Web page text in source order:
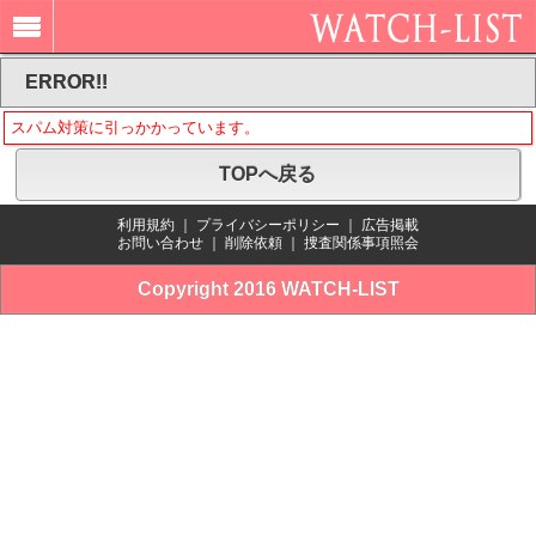
ERROR!!
スパム対策に引っかかっています。
TOPへ戻る
利用規約 プライバシーポリシー
広告掲載
お問い合わせ
削除依頼 捜査関係事項照会
Copyright 2016 WATCH-LIST